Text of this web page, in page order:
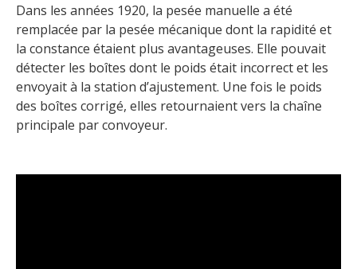
Dans les années 1920, la pesée manuelle a été
remplacée par la pesée mécanique dont la rapidité et
la constance étaient plus avantageuses. Elle pouvait
détecter les boîtes dont le poids était incorrect et les
envoyait à la station d’ajustement. Une fois le poids
des boîtes corrigé, elles retournaient vers la chaîne
principale par convoyeur.